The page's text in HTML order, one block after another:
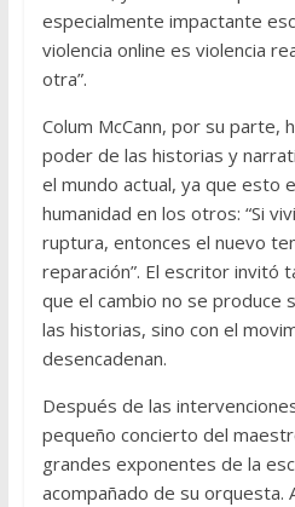
especialmente impactante
violencia online es violencia
otra”.
Colum McCann, por su parte,
poder de las historias y
el mundo actual, ya que esto
humanidad en los otros: “Si
ruptura, entonces el nuevo
reparación”. El escritor invitó
que el cambio no se produce
las historias, sino con el
desencadenan.
Después de las
pequeño concierto del
grandes exponentes de la
acompañado de su orquesta.